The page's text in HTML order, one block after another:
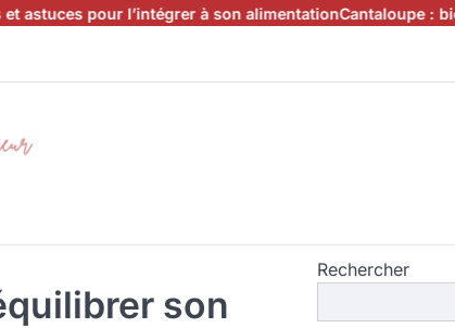
l’intégrer à son alimentationCantaloupe : bienfaits,
son
Rechercher